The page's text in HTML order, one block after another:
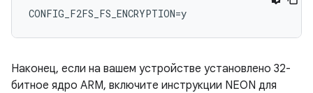
Наконец, если на вашем устройстве установлено 32-
битное ядро ​​ARM, включите инструкции NEON для